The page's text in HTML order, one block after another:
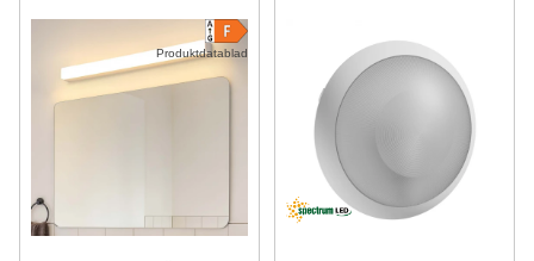
Produktdatablad